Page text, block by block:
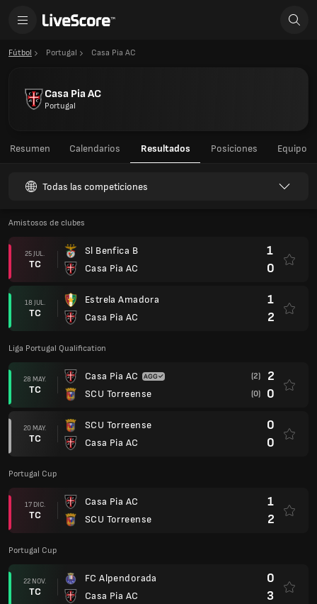
Fútbol Portugal Casa Pia AC
Casa Pia AC
Portugal
Resumen Calendarios Resultados Posiciones Equipo
Todas las competiciones
Amistosos de clubes
25 JUL.
TC
Sl Benfica B
Casa Pia AC
1
0
18 JUL.
TC
Estrela Amadora
Casa Pia AC
1
2
Liga Portugal Qualification
28 MAY.
TC
Casa Pia AC
SCU Torreense
(2) 2
(0) 0
20 MAY.
TC
SCU Torreense
Casa Pia AC
0
0
Portugal Cup
17 DIC.
TC
Casa Pia AC
SCU Torreense
1
2
Portugal Cup
22 NOV.
TC
FC Alpendorada
Casa Pia AC
0
3